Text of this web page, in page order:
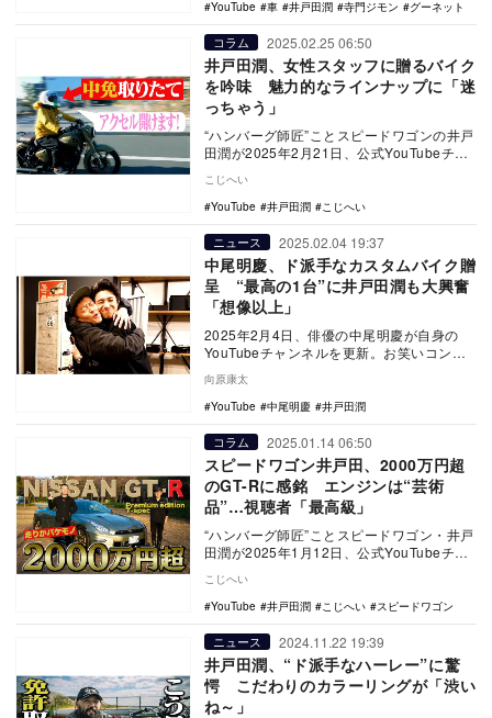
YouTube 車 井戸田潤 寺門ジモン グーネット
コラム 2025.02.25 06:50
井戸田潤、女性スタッフに贈るバイク
を吟味 魅力的なラインナップに「迷
っちゃう」
“ハンバーグ師匠”ことスピードワゴンの井戸
田潤が2025年2月21日、公式YouTubeチャ
こじへい
YouTube
井戸田潤 こじへい
ニュース 2025.02.04 19:37
中尾明慶、ド派手なカスタムバイク贈
呈 “最高の1台”に井戸田潤も大興奮
「想像以上」
2025年2月4日、俳優の中尾明慶が自身の
YouTubeチャンネルを更新。お笑いコン
プレゼ…
向原康太
YouTube
中尾明慶 井戸田潤
コラム 2025.01.14 06:50
スピードワゴン井戸田、2000万円超
のGT-Rに感銘 エンジンは“芸術
品”…視聴者「最高級」
“ハンバーグ師匠”ことスピードワゴン・井戸
田潤が2025年1月12日、公式YouTubeチャ
こじへい
YouTube
井戸田潤 こじへい スピードワゴン
ニュース 2024.11.22 19:39
井戸田潤、“ド派手なハーレー”に驚
愕 こだわりのカラーリングが「渋い
ね～」